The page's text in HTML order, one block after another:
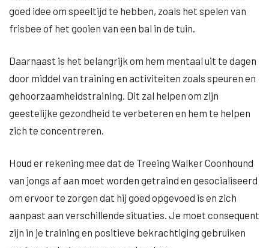
goed idee om speeltijd te hebben, zoals het spelen van
frisbee of het gooien van een bal in de tuin.
Daarnaast is het belangrijk om hem mentaal uit te dagen
door middel van training en activiteiten zoals speuren en
gehoorzaamheidstraining. Dit zal helpen om zijn
geestelijke gezondheid te verbeteren en hem te helpen
zich te concentreren.
Houd er rekening mee dat de Treeing Walker Coonhound
van jongs af aan moet worden getraind en gesocialiseerd
om ervoor te zorgen dat hij goed opgevoed is en zich
aanpast aan verschillende situaties. Je moet consequent
zijn in je training en positieve bekrachtiging gebruiken